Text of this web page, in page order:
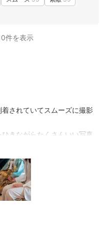
件を表示
されていてスムーズに撮影
きながらたくさんいい写真
子の様子もしっかり残して